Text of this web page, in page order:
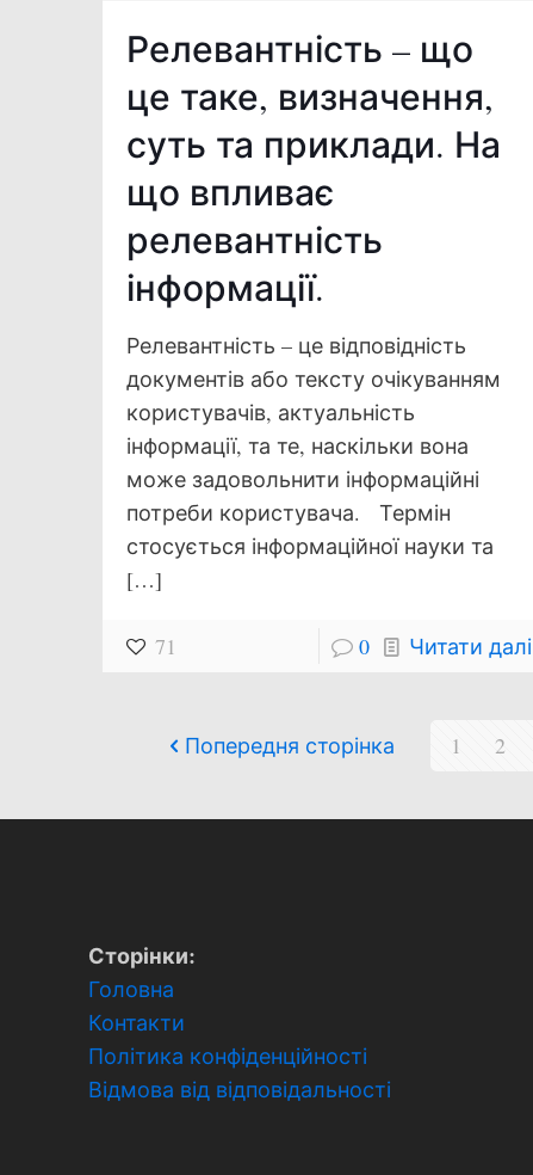
Релевантність – що
це таке, визначення,
суть та приклади. На
що впливає
релевантність
інформації.
Релевантність – це відповідність
документів або тексту очікуванням
користувачів, актуальність
інформації, та те, наскільки вона
може задовольнити інформаційні
потреби користувача. Термін
стосується інформаційної науки та
[…]
71 0 Читати далі
Попередня сторінка 1 2
Сторінки:
Головна
Контакти
Політика конфіденційності
Відмова від відповідальності